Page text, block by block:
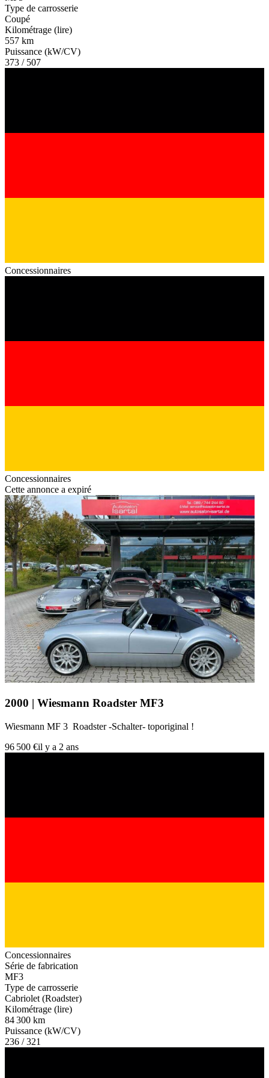
Type de carrosserie
Coupé
Kilométrage (lire)
557 km
Puissance (kW/CV)
373 / 507
Concessionnaires
Concessionnaires
Cette annonce a expiré
2000 | Wiesmann Roadster MF3
Wiesmann MF 3 Roadster -Schalter- toporiginal !
96 500 €il y a 2 ans
Concessionnaires
Série de fabrication
MF3
Type de carrosserie
Cabriolet (Roadster)
Kilométrage (lire)
84 300 km
Puissance (kW/CV)
236 / 321